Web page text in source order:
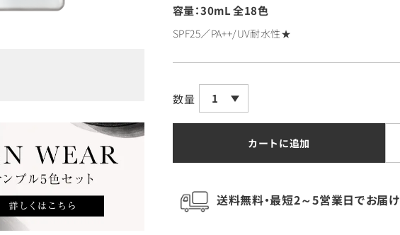
容量：30mL全18色
SPF25／PA++/UV耐水性★
数量 1
カートに追加
送料無料・最短2～5営業日でお届け